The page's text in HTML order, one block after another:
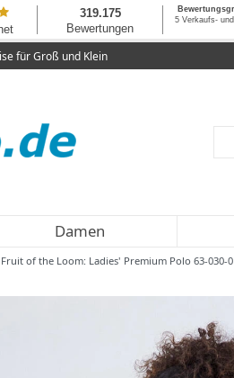
für Groß und Klein
Damen
Fruit of the Loom: Ladies' Premium Polo 63-030-0